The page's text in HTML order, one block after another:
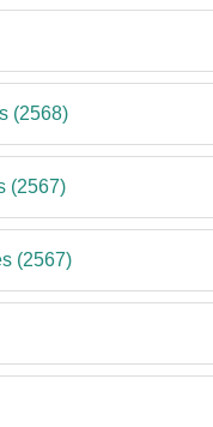
(2568)
(2567)
(2567)